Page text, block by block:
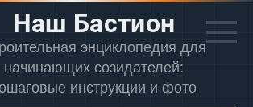
Наш Бастион
энциклопедия для
начинающих созидателей:
инструкции и фото